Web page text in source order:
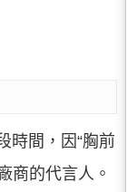
時間，因“胸前
商的代言人。